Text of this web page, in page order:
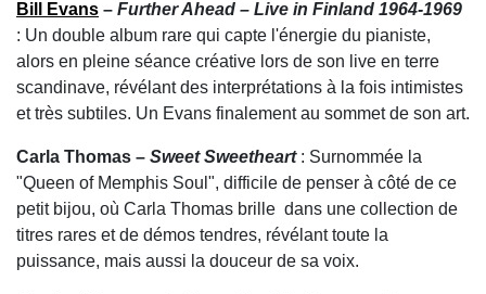
Bill Evans – Further Ahead – Live in Finland 1964-1969
: Un double album rare qui capte l'énergie du pianiste,
alors en pleine séance créative lors de son live en terre
scandinave, révélant des interprétations à la fois intimistes
et très subtiles. Un Evans finalement au sommet de son art.
Carla Thomas – Sweet Sweetheart: Surnommée la
"Queen of Memphis Soul", difficile de penser à côté de ce
petit bijou, où Carla Thomas brille dans une collection de
titres rares et de démos tendres, révélant toute la
puissance, mais aussi la douceur de sa voix.